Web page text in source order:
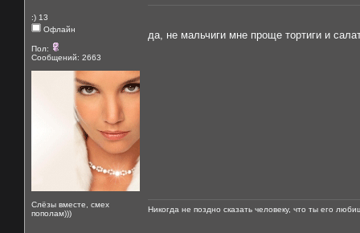
:) 13
Офлайн
Пол:
Сообщений: 2663
Слёзы вместе, смех
пополам)))
да, не мальчиги мне проще тортиги и
Никогда не поздно сказать человеку, что ты его